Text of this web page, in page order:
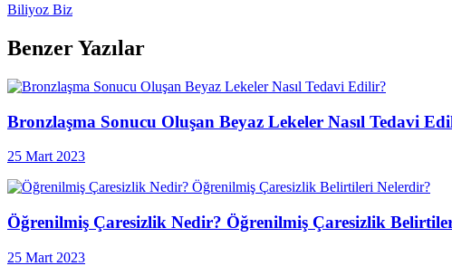
Biliyoz Biz
Benzer Yazılar
Bronzlaşma Sonucu Oluşan Beyaz Lekeler Nasıl Tedavi
25 Mart 2023
Öğrenilmiş Çaresizlik Nedir? Öğrenilmiş Çaresizlik
25 Mart 2023